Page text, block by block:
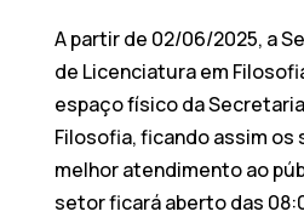
A partir de 02/06/2025, a
de Licenciatura em
espaço físico da
Filosofia, ficando assim
melhor atendimento ao
setor ficará aberto das